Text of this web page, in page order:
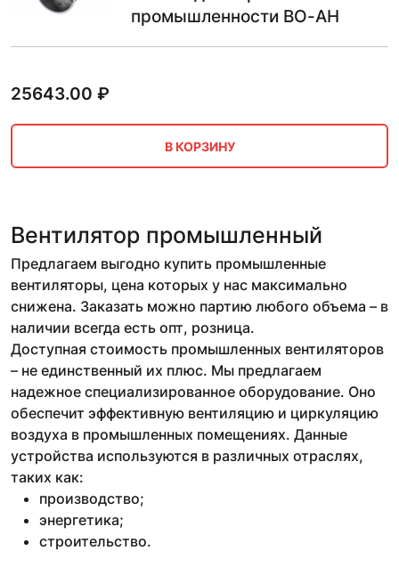
промышленности ВО-АН
25643.00 ₽
В КОРЗИНУ
Вентилятор промышленный
Предлагаем выгодно купить промышленные
вентиляторы, цена которых у нас максимально
снижена. Заказать можно партию любого объема – в
наличии всегда есть опт, розница.
Доступная стоимость промышленных вентиляторов
– не единственный их плюс. Мы предлагаем
надежное специализированное оборудование. Оно
обеспечит эффективную вентиляцию и циркуляцию
воздуха в промышленных помещениях. Данные
устройства используются в различных отраслях,
таких как:
производство;
энергетика;
строительство.